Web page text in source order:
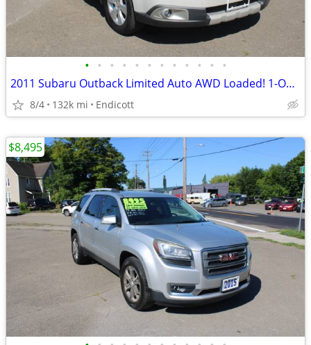
• • • • • • • • • • • •
2011 Subaru Outback Limited Auto AWD Loaded! 1-Owner! Clean Carfax!
8/4 132k mi Endicott
$8,495